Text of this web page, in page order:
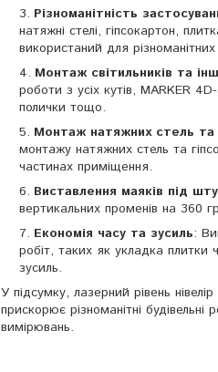
Різноманітність
натяжні стелі, гіпсокартон,
використаний для
Монтаж світильників та
роботи з усіх кутів, MARKER
полички тощо.
Монтаж натяжних стель та
монтажу натяжних стель та
частинах приміщення.
Виставлення маяків під
вертикальних променів на 360
Економія часу та зусиль:
робіт, таких як укладка
зусиль.
У підсумку, лазерний рівень
прискорює різноманітні
вимірювань.